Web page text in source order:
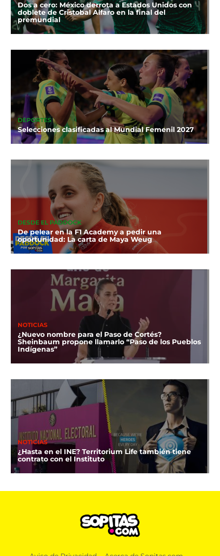
Dos a cero: México derrota a Estados Unidos con
doblete de Cristobal Alfaro en la final del
premundial
DEPORTES
Selecciones clasificadas al Mundial Femenil 2027
DESDE EL PADDOCK
De pelear en la F1 Academy a pedir una
oportunidad: La carta de Maya Weug
NOTICIAS
¿Nuevo nombre para el Paso de Cortés?
Sheinbaum propone llamarlo “Paso de los Pueblos
Indígenas”
NOTICIAS
¿Hasta en el INE? Territorium Life también tiene
contrato con el Instituto